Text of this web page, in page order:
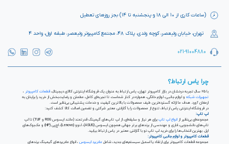
(ساعات کاری از ۱۰ الی ۱۸ و پنجشنبه تا ۱۴) بجز روزهای تعطیل
تهران، خیابان ولیعصر، کوچه ولدی، پلاک ۴۸، مجتمع کامپیوتر ولیعصر، طبقه اول، واحد ۴
021-91004880
چرا یاس ارتباط؟
با ۲۵ سال تجربه درخشان در بازار کامپیوتر تهران، یاس ارتباط به عنوان یک فروشگاه اینترنتی کالای دیجیتال، قطعات کامپیوتر
تجهیزات شبکه
و لوازم جانبی، لوازم خانگی، همواره در کنار شماست تا تجربه‌ای کامل، مطمئن و رضایت‌بخش از خرید را برایتان به
ارمغان آورد. هدف ما ارائه گسترده‌ترین طیف محصولات با بالاترین کیفیت و خدمات پشتیبانی بی‌نظیر است.
در فروشگاه اینترنتی یاس ارتباط، تنوع از محصولات را با گارانتی معتبر شرکتی و تضمین اصالت کالا کشف کنید:
لپ تاپ:
مجموعه‌ای بی‌نظیر از انواع لپ تاپ
برای هر نیاز و سلیقه‌ای، از لپ تاپ‌های گیمینگ قدرتمند (مانند ایسوس ROG و TUF) تا لپ
تاپ‌های دانشجویی، اداری و مهندسی از برندهای برتر جهانی همچون ایسوس (ASUS)، لنوو (Lenovo)، اچ‌پی (HP) و مک‌بوک‌های
اپل. بهترین انتخاب‌ها را برای خرید لپ تاپ نو با گارانتی معتبر در یاس ارتباط بیابید.
قطعات کامپیوتر و لوازم جانبی کامپیوتر:
مجموعه قطعات کامپیوتر برای ارتقاء یا اسمبل سیستم‌های جدید، شامل مادربرد ایسوس ، انواع مادربردهای گیمینگ برندهای